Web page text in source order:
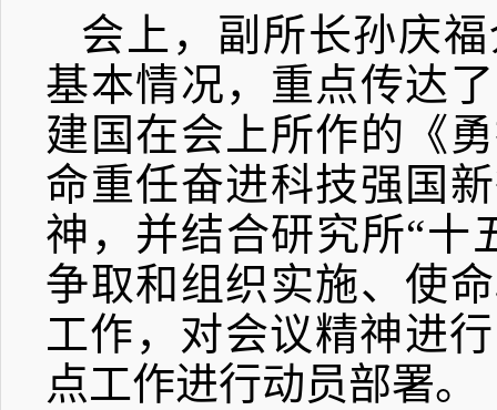
会上， 副所长孙庆福
基本情况，重点传达
建国在会上所作的《
命重任奋进科技强国
神，并结合研究所“十
争取和组织实施、使
工作，对会议精神进
点工作进行动员部署。